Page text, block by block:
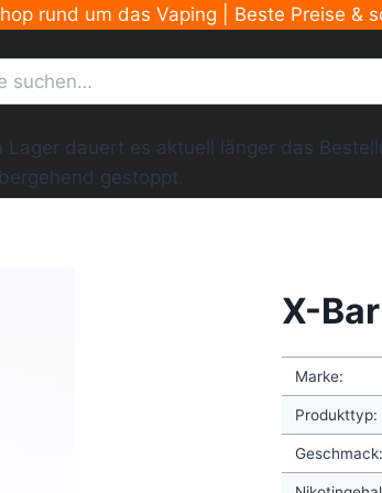
rund um das Vaping | Beste Preise &
dauert es aktuell länger das
gestoppt.
X-
Marke:
Produkttyp:
Geschmack: